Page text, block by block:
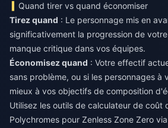
Quand tirer vs quand économiser
Tirez quand : Le personnage mis en
significativement la progression de
manque critique dans vos équipes.
Économisez quand : Votre effectif
sans problème, ou si les personnages à
mieux à vos objectifs de composition
Utilisez les outils de calculateur de coût
Polychromes pour Zenless Zone Zero